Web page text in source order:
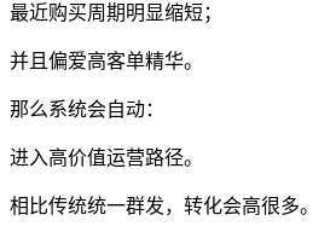
最近购买周期明显缩短；
并且偏爱高客单精华。
那么系统会自动：
进入高价值运营路径。
相比传统统一群发，转化会高很多。